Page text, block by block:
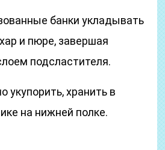
банки укладывать
и пюре, завершая
подсластителя.
укупорить, хранить в
на нижней полке.